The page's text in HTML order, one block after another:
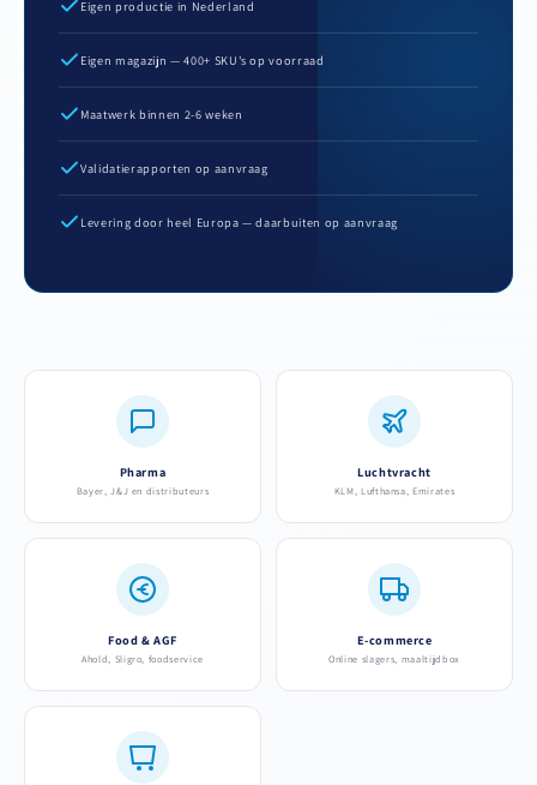
Eigen productie in Nederland
Eigen magazijn — 400+ SKU's op voorraad
Maatwerk binnen 2-6 weken
Validatierapporten op aanvraag
Levering door heel Europa — daarbuiten op aanvraag
Pharma
Bayer, J&J en distributeurs
Luchtvracht
KLM, Lufthansa, Emirates
Food & AGF
Ahold, Sligro, foodservice
E-commerce
Online slagers, maaltijdbox